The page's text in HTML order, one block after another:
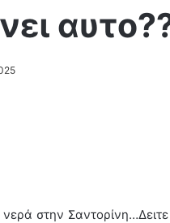
στην